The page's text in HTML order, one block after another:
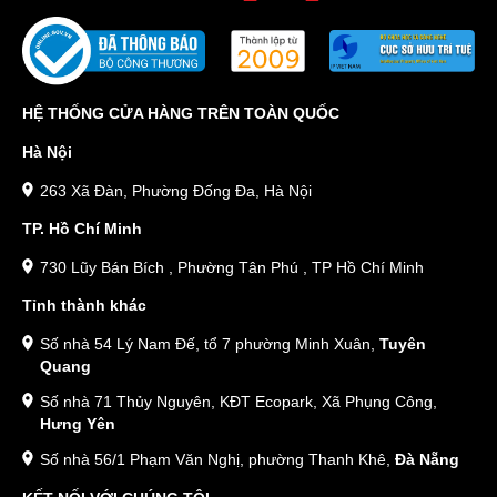
0865501990: 2tr770
0862571990: 4tr390
Từ 1 - 10 triệu, người dùng có thể chọn được sim năm sinh 1990
chuộng bởi đã có từ lâu. Hay kết hợp với số Tam Hoa (666,
222),Sảnh Tiến (345)…
Đây là khoảng giá rất phù hợp để bạn vừa chọn được sim trùng
với năm sinh của mình, thế sim cũng dễ nhớ hơn rất nhiều.
HỆ THỐNG CỬA HÀNG TRÊN TOÀN QUỐC
Hà Nội
263 Xã Đàn, Phường Đống Đa, Hà Nội
TP. Hồ Chí Minh
730 Lũy Bán Bích , Phường Tân Phú , TP Hồ Chí Minh
Tỉnh thành khác
Số nhà 54 Lý Nam Đế, tổ 7 phường Minh Xuân, Tuyên
Quang
Số nhà 71 Thủy Nguyên, KĐT Ecopark, Xã Phụng Công,
Hưng Yên
Số nhà 56/1 Phạm Văn Nghị, phường Thanh Khê, Đà Nẵng